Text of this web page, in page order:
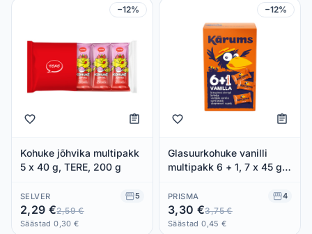
−12%
Kohuke jõhvika multipakk
5 x 40 g, TERE, 200 g
SELVER 5
2,29 €2,59 €
Säästad 0,30 €
−12%
Glasuurkohuke vanilli
multipakk 6 + 1, 7 x 45 g,
PRISMA 4
3,30 €3,75 €
Säästad 0,45 €